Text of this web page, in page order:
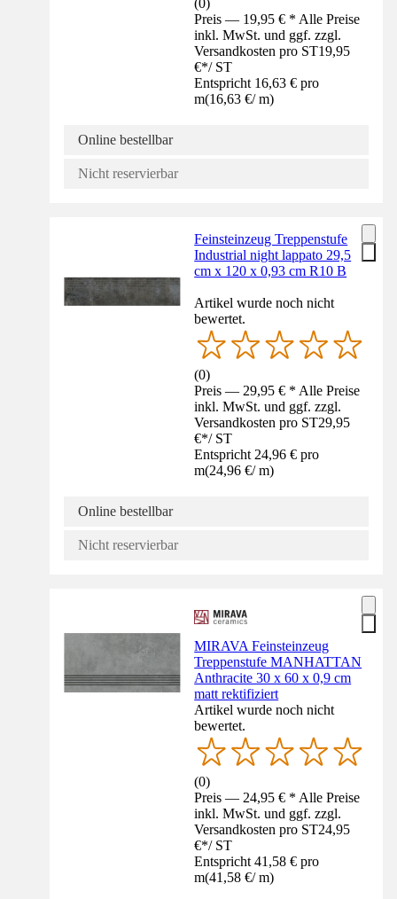
(0)
Preis — 19,95 € * Alle Preise
inkl. MwSt. und ggf. zzgl.
Versandkosten pro ST19,95
€*/ ST
Entspricht 16,63 € pro
m(16,63 €/ m)
Online bestellbar
Nicht reservierbar
Feinsteinzeug Treppenstufe
Industrial night lappato 29,5
cm x 120 x 0,93 cm R10 B
Artikel wurde noch nicht
bewertet.
(0)
Preis — 29,95 € * Alle Preise
inkl. MwSt. und ggf. zzgl.
Versandkosten pro ST29,95
€*/ ST
Entspricht 24,96 € pro
m(24,96 €/ m)
Online bestellbar
Nicht reservierbar
MIRAVA Feinsteinzeug
Treppenstufe MANHATTAN
Anthracite 30 x 60 x 0,9 cm
matt rektifiziert
Artikel wurde noch nicht
bewertet.
(0)
Preis — 24,95 € * Alle Preise
inkl. MwSt. und ggf. zzgl.
Versandkosten pro ST24,95
€*/ ST
Entspricht 41,58 € pro
m(41,58 €/ m)